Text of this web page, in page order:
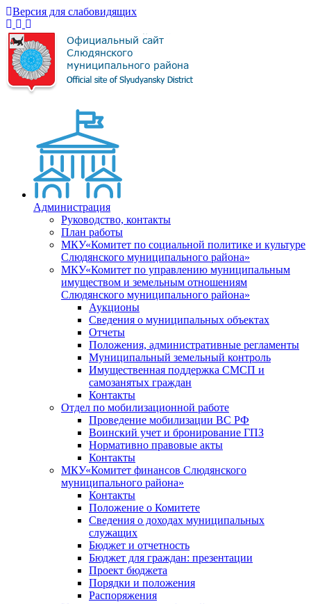
Версия для слабовидящих
Администрация
Руководство, контакты
План работы
МКУ«Комитет по социальной политике и культуре
Слюдянского муниципального района»
МКУ«Комитет по управлению муниципальным
имуществом и земельным отношениям
Слюдянского муниципального района»
Аукционы
Сведения о муниципальных объектах
Отчеты
Положения, административные регламенты
Муниципальный земельный контроль
Имущественная поддержка СМСП и
самозанятых граждан
Контакты
Отдел по мобилизационной работе
Проведение мобилизации ВС РФ
Воинский учет и бронирование ГПЗ
Нормативно правовые акты
Контакты
МКУ«Комитет финансов Слюдянского
муниципального района»
Контакты
Положение о Комитете
Сведения о доходах муниципальных
служащих
Бюджет и отчетность
Бюджет для граждан: презентации
Проект бюджета
Порядки и положения
Распоряжения